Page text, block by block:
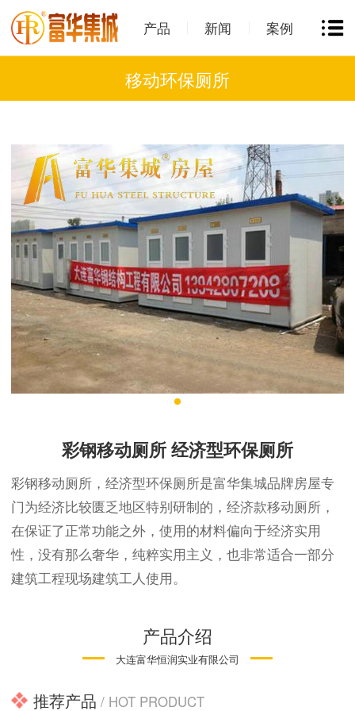
产品 新闻 案例
移动环保厕所
彩钢移动厕所 经济型环保厕所
彩钢移动厕所，经济型环保厕所是富华集城品牌房屋专
门为经济比较匮乏地区特别研制的，经济款移动厕所，
在保证了正常功能之外，使用的材料偏向于经济实用
性，没有那么奢华，纯粹实用主义，也非常适合一部分
建筑工程现场建筑工人使用。
产品介绍
大连富华恒润实业有限公司
推荐产品 / HOT PRODUCT